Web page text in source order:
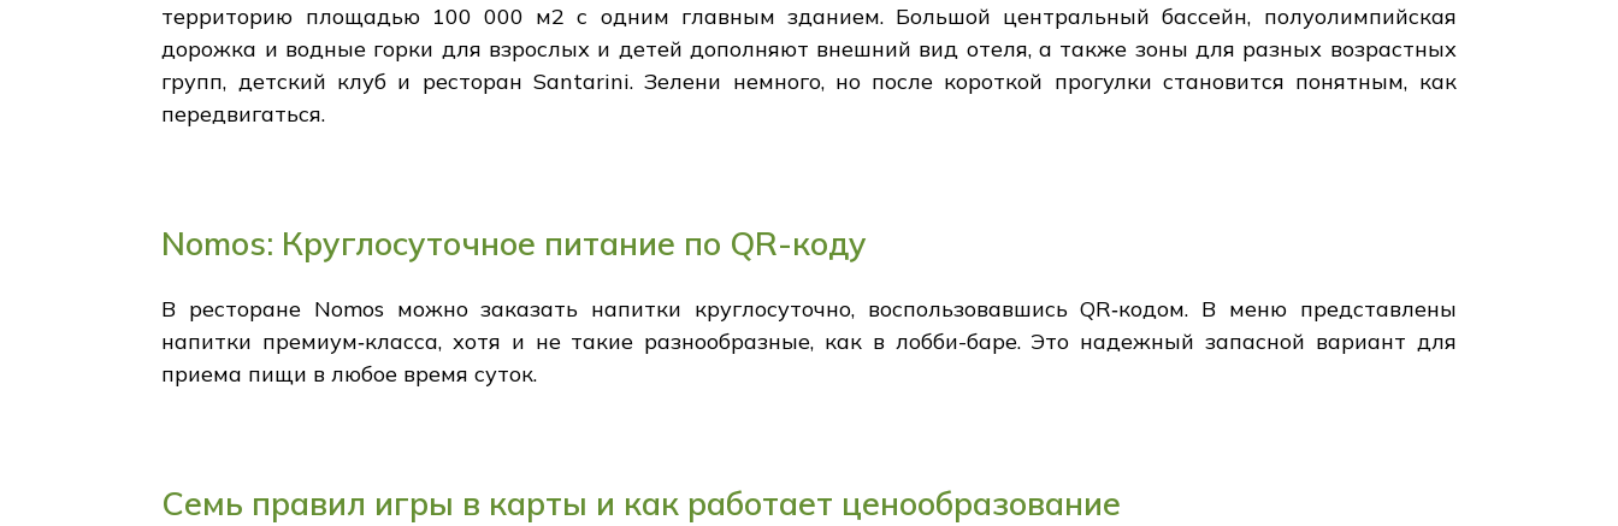
территорию площадью 100 000 м2 с одним главным зданием. Большой центральный бассейн, полуолимпийская
дорожка и водные горки для взрослых и детей дополняют внешний вид отеля, а также зоны для разных возрастных
групп, детский клуб и ресторан Santarini. Зелени немного, но после короткой прогулки становится понятным, как
передвигаться.
Nomos: Круглосуточное питание по QR-коду
В ресторане Nomos можно заказать напитки круглосуточно, воспользовавшись QR‑кодом. В меню представлены
напитки премиум‑класса, хотя и не такие разнообразные, как в лобби-баре. Это надежный запасной вариант для
приема пищи в любое время суток.
Семь правил игры в карты и как работает ценообразование